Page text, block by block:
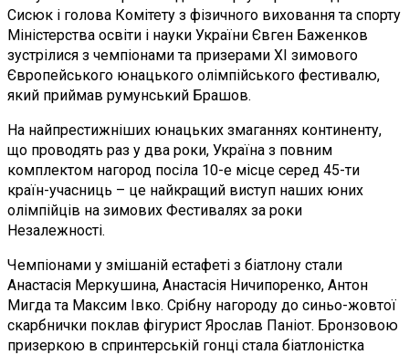
Сисюк і голова Комітету з фізичного виховання та спорту
Міністерства освіти і науки України Євген Баженков
зустрілися з чемпіонами та призерами ХІ зимового
Європейського юнацького олімпійського фестивалю,
який приймав румунський Брашов.
На найпрестижніших юнацьких змаганнях континенту,
що проводять раз у два роки, Україна з повним
комплектом нагород посіла 10-е місце серед 45-ти
країн-учасниць – це найкращий виступ наших юних
олімпійців на зимових Фестивалях за роки
Незалежності.
Чемпіонами у змішаній естафеті з біатлону стали
Анастасія Меркушина, Анастасія Ничипоренко, Антон
Мигда та Максим Івко. Срібну нагороду до синьо-жовтої
скарбнички поклав фігурист Ярослав Паніот. Бронзовою
призеркою в спринтерській гонці стала біатлоністка